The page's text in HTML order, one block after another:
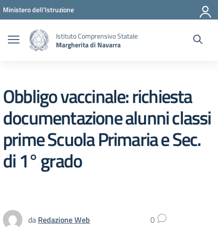
Vai ai contenuti
Vai al menu di navigazione
Vai al footer
Ministero dell'Istruzione
Istituto Comprensivo Statale
Margherita di Navarra
Obbligo vaccinale: richiesta
documentazione alunni classi
prime Scuola Primaria e Sec.
di 1° grado
da Redazione Web 0